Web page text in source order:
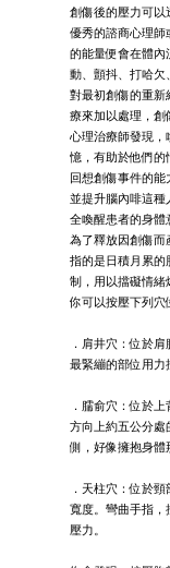
創傷後的壓力可以
優秀的諮商心理師
的能量便會在體內
動、顫抖、打哈欠
對最初創傷的重新
療來加以處理，創
心理治療師發現，
憶，有助於他們的
回想創傷事件的能
並提升腦內啡這種
全喚醒患者的身體
為了釋放因創傷而
指的是日積月累的
制，用以擋礙情緒
你可以按壓下列穴
．肩井穴：位於
最緊繃的部位用力
．臑俞穴：位於
方向上約五公分處
側，好像擁抱身體
．天柱穴：位於
寬度。彎曲手指，
壓力。